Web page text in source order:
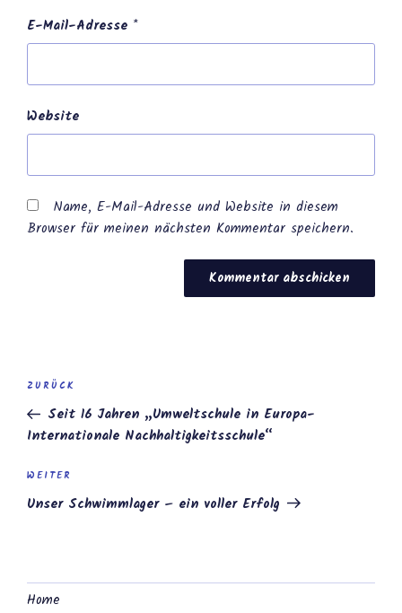
E-Mail-Adresse *
Website
Name, E-Mail-Adresse und Website in diesem
Browser für meinen nächsten Kommentar speichern.
Beitragsnavigation
Vorheriger
Beitrag
ZURÜCK
Seit 16 Jahren „Umweltschule in Europa-
Internationale Nachhaltigkeitsschule“
Nächster
Beitrag
WEITER
Unser Schwimmlager – ein voller Erfolg
Home